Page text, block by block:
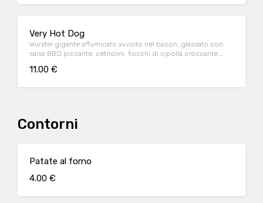
Very Hot Dog
Wurstel gigante affumicato avvolto nel bacon, glassato con
salsa BBQ piccante, cetriolini, fiocchi di cipolla croccante,
11.00 €
Contorni
Patate al forno
4.00 €